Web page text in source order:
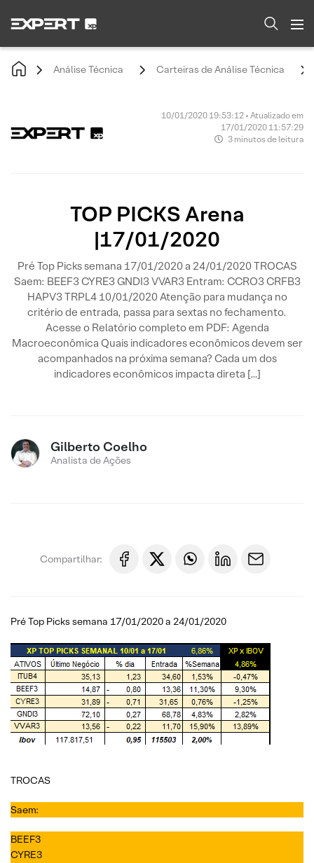
Análise Técnica Carteiras de Análise Técnica
10/01/2020 19:53:12 • Atualizado em
17/01/2020 11:57:29
3 minutos de leitura
TOP PICKS Arena
|17/01/2020
Pré Top Picks semana 17/01/2020 a 24/01/2020 TROCAS
Saem: BEEF3 CYRE3 GNDI3 VVAR3 Entram: CCRO3 CRFB3
HAPV3 TRPL4 10/01/2020 Atenção para mudança no
critério de entrada, passa para sextas no fechamento.
Acesse o Relatório completo em PDF: Agenda
Macroeconômica Quais indicadores econômicos devem ser
acompanhados na próxima semana? Cada um dos
indicadores econômicos impacta direta […]
Gilberto Coelho
Analista de Ações
Compartilhar:
Pré Top Picks semana 17/01/2020 a 24/01/2020
TROCAS
Saem:
BEEF3
CYRE3